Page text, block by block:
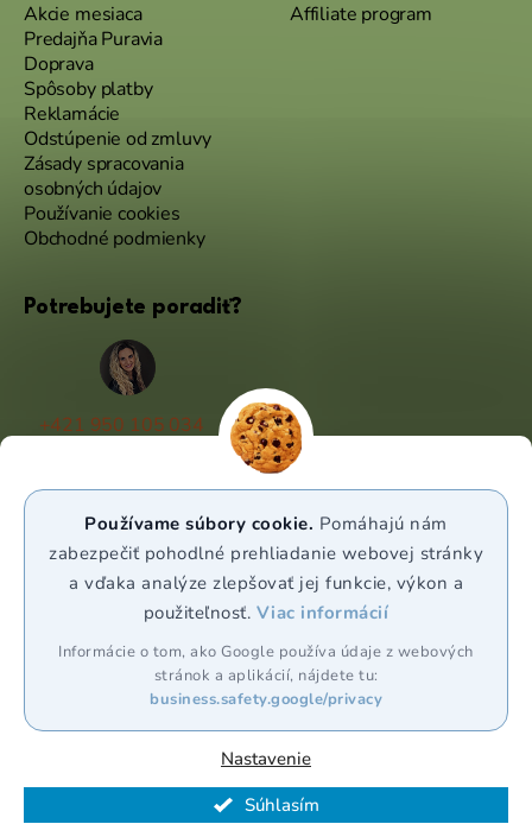
Používame súbory cookie. Pomáhajú nám
zabezpečiť pohodlné prehliadanie webovej stránky
a vďaka analýze zlepšovať jej funkcie, výkon a
použiteľnosť. Viac informácií
Informácie o tom, ako Google používa údaje z webových
stránok a aplikácií, nájdete tu:
business.safety.google/privacy
Nastavenie
Súhlasím
Akcie mesiaca
Predajňa Puravia
Doprava
Spôsoby platby
Reklamácie
Odstúpenie od zmluvy
Zásady spracovania
osobných údajov
Používanie cookies
Obchodné podmienky
Affiliate program
Potrebujete poradiť?
+421 950 105 034
WhatsApp
Sledujte nás
Vytvoril Shoptet Premium